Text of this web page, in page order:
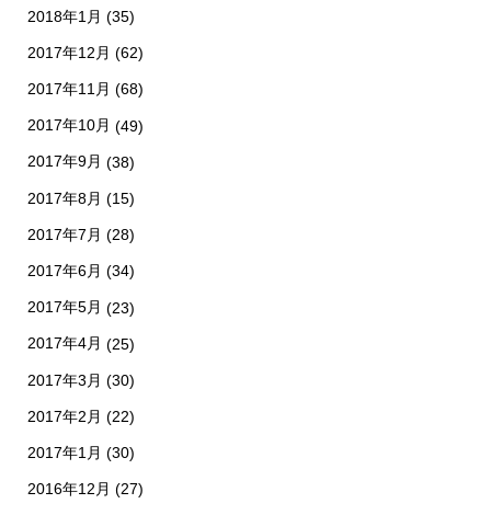
2018年1月 (35)
2017年12月 (62)
2017年11月 (68)
2017年10月 (49)
2017年9月 (38)
2017年8月 (15)
2017年7月 (28)
2017年6月 (34)
2017年5月 (23)
2017年4月 (25)
2017年3月 (30)
2017年2月 (22)
2017年1月 (30)
2016年12月 (27)